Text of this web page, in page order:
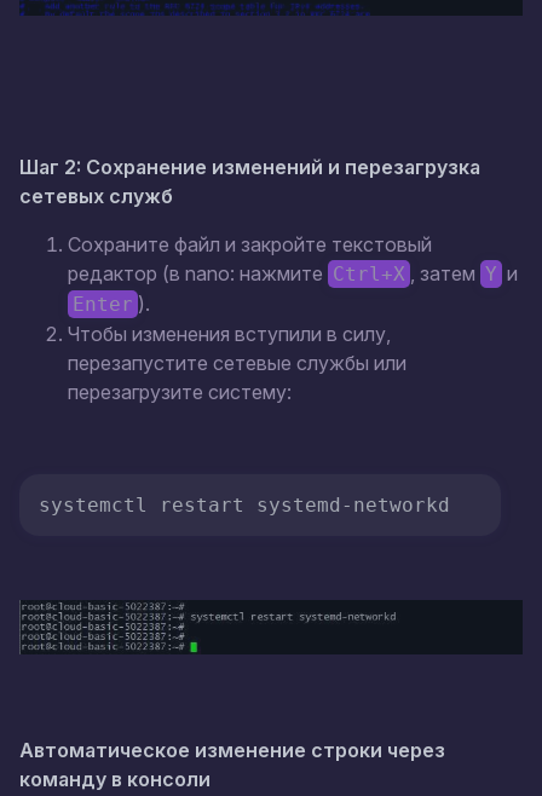
Шаг 2: Сохранение изменений и перезагрузка
сетевых служб
Сохраните файл и закройте текстовый
редактор (в nano: нажмите Ctrl+X , затем Y и
Enter ).
Чтобы изменения вступили в силу,
перезапустите сетевые службы или
перезагрузите систему:
systemctl restart systemd-networkd
Автоматическое изменение строки через
команду в консоли